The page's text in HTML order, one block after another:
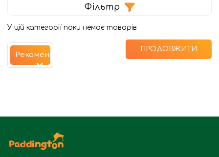
Фільтр
У цій категорії поки немає товарів
ПРОДОВЖИТИ
Рекомендуємо